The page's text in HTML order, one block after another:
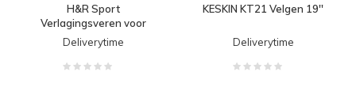
H&R Sport
Verlagingsveren voor
Volkswagen Golf 7 R
Deliverytime
KESKIN KT21 Velgen 19''
Deliverytime